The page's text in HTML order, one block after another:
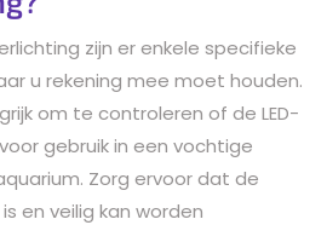
zijn er enkele specifieke
u rekening mee moet houden.
om te controleren of de LED-
gebruik in een vochtige
Zorg ervoor dat de
en veilig kan worden